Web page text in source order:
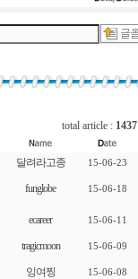
total article : 1437
달려라고종 15-06-23
funglobe 15-06-18
ecareer 15-06-11
tragicmoon 15-06-09
잉여찡 15-06-08